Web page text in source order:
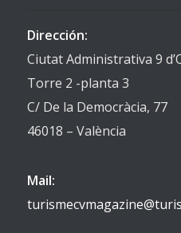
Dirección:
Ciutat Administrativa 9
Torre 2 -planta 3
C/ De la Democràcia, 77
46018 – València
Mail: